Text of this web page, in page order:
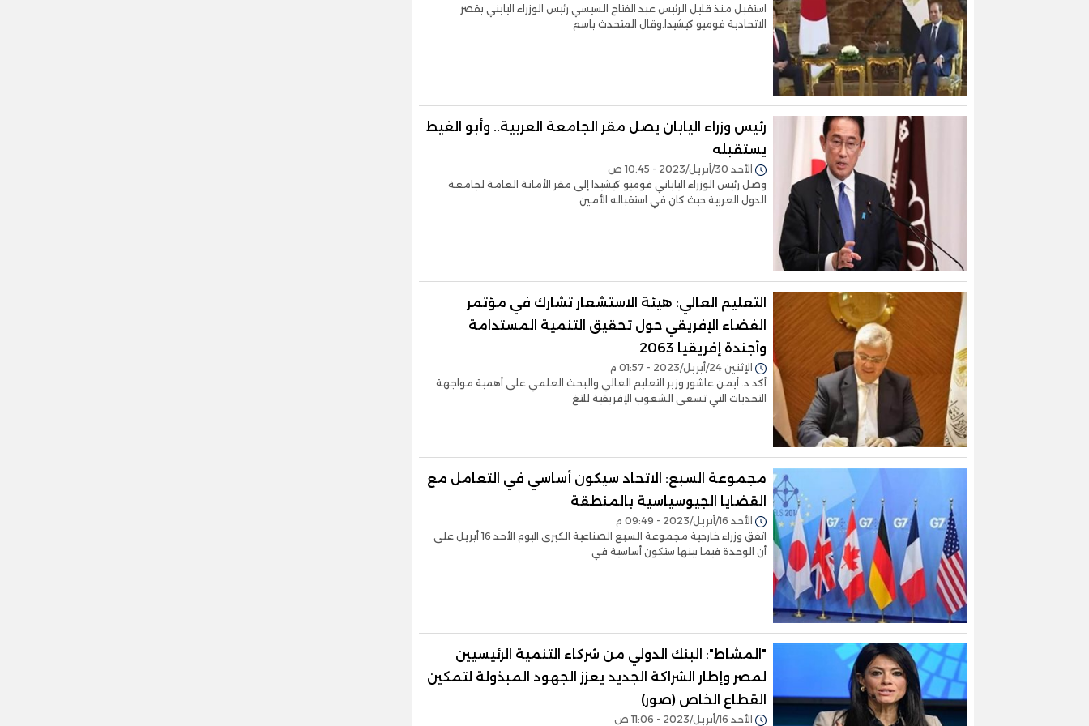
استقبل منذ قليل الرئيس عبد الفتاح السيسي رئيس الوزراء اليابني بقصر
الاتحادية فوميو كيشيدا.وقال المتحدث باسم
رئيس وزراء اليابان يصل مقر الجامعة العربية.. وأبو الغيط
يستقبله
الأحد 30/أبريل/2023 - 10:45 ص
وصل رئيس الوزراء الياباني فوميو كيشيدا إلى مقر الأمانة العامة لجامعة
الدول العربية حيث كان في استقباله الأمين
التعليم العالي: هيئة الاستشعار تشارك في مؤتمر
الفضاء الإفريقي حول تحقيق التنمية المستدامة
وأجندة إفريقيا 2063
الإثنين 24/أبريل/2023 - 01:57 م
أكد د. أيمن عاشور وزير التعليم العالي والبحث العلمي على أهمية مواجهة
التحديات التي تسعى الشعوب الإفريقية للتغ
مجموعة السبع: الاتحاد سيكون أساسي في التعامل مع
القضايا الجيوسياسية بالمنطقة
الأحد 16/أبريل/2023 - 09:49 م
اتفق وزراء خارجية مجموعة السبع الصناعية الكبرى اليوم الأحد 16 أبريل على
أن الوحدة فيما بينها ستكون أساسية في
"المشاط": البنك الدولي من شركاء التنمية الرئيسيين
لمصر وإطار الشراكة الجديد يعزز الجهود المبذولة لتمكين
القطاع الخاص (صور)
الأحد 16/أبريل/2023 - 11:06 ص